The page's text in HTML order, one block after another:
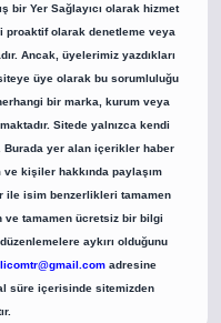
bir Yer Sağlayıcı olarak hizmet
olarak denetleme veya
Ancak, üyelerimiz yazdıkları
üye olarak bu sorumluluğu
bir marka, kurum veya
Sitede yalnızca kendi
Burada yer alan içerikler haber
kişiler hakkında paylaşım
ile isim benzerlikleri tamamen
ve tamamen ücretsiz bir bilgi
aykırı olduğunu
adresine
süre içerisinde sitemizden